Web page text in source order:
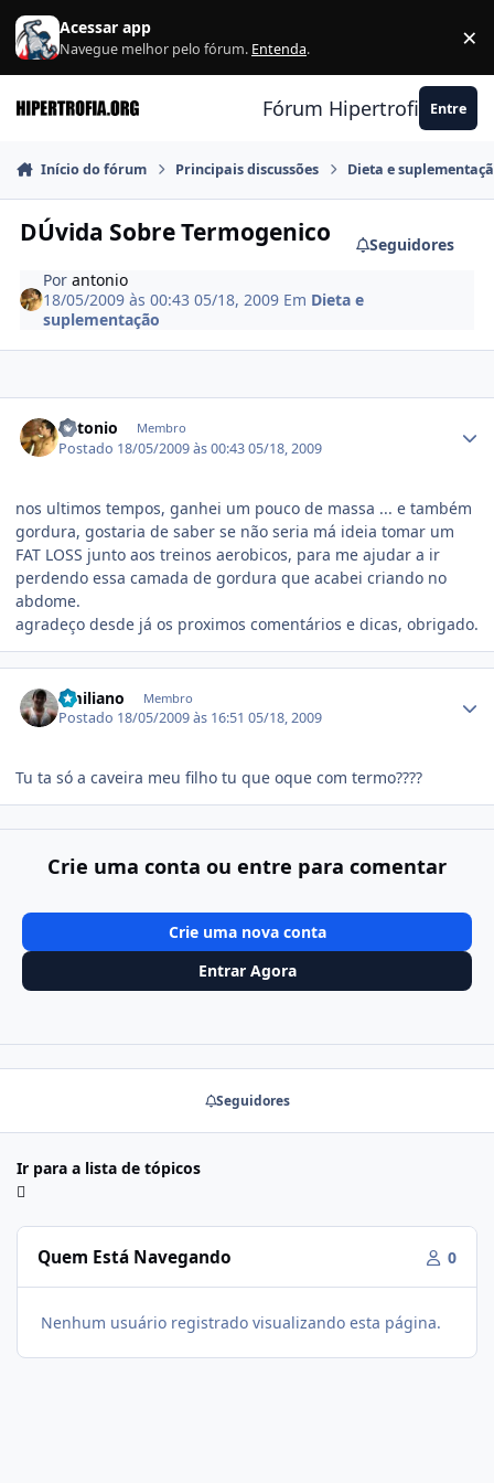
Ir para conteúdo
Acessar app
Navegue melhor pelo fórum. Entenda. ×
Fórum Hipertrofia.org
Entre
Início do fórum Principais discussões Dieta e
DÚvida Sobre Termogenico
Seguidores
Porantonio
18/05/2009 às 00:4305/18, 2009 Em Dieta e
suplementação
antonio Membro
Postado 18/05/2009 às 00:4305/18, 2009
nos ultimos tempos, ganhei um pouco de massa ... e também
gordura, gostaria de saber se não seria má ideia tomar um
FAT LOSS junto aos treinos aerobicos, para me ajudar a ir
perdendo essa camada de gordura que acabei criando no
abdome.
agradeço desde já os proximos comentários e dicas, obrigado.
Emiliano Membro
Postado 18/05/2009 às 16:5105/18, 2009
Tu ta só a caveira meu filho tu que oque com termo????
Crie uma conta ou entre para comentar
Crie uma nova conta
Entrar Agora
Seguidores
Ir para a lista de tópicos
Quem Está Navegando 0
Nenhum usuário registrado visualizando esta página.